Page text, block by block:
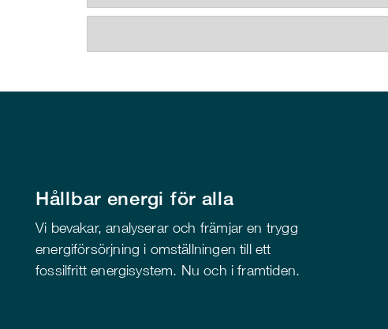
Hållbar energi för alla
Vi bevakar, analyserar och främjar en trygg
energiförsörjning i omställningen till ett
fossilfritt energisystem. Nu och i framtiden.